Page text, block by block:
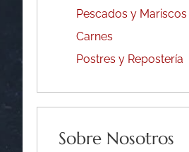
Pescados y Mariscos
Carnes
Postres y Repostería
Sobre Nosotros